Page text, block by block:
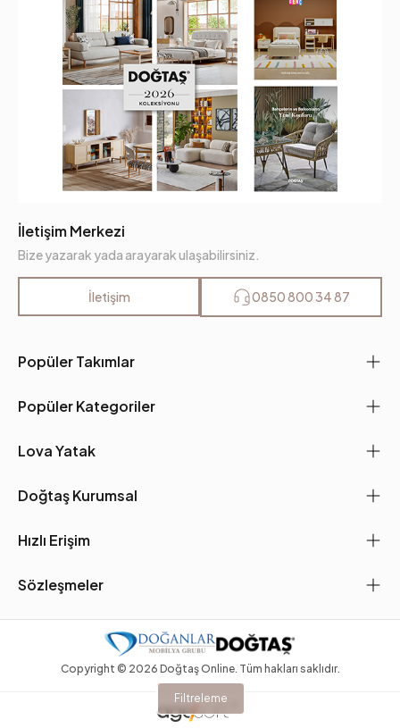
Filtreleme
Popüler Takımlar
Popüler Kategoriler
Lova Yatak
Doğtaş Kurumsal
Hızlı Erişim
Sözleşmeler
İletişim Merkezi
Bize yazarak yada arayarak ulaşabilirsiniz.
İletişim 0850 800 34 87
Copyright © 2026 Doğtaş Online. Tüm hakları saklıdır.